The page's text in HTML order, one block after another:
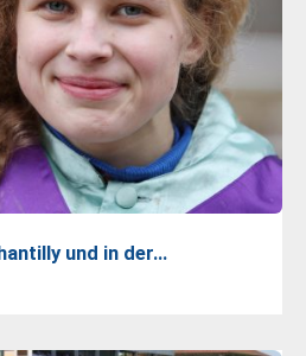
und in der…